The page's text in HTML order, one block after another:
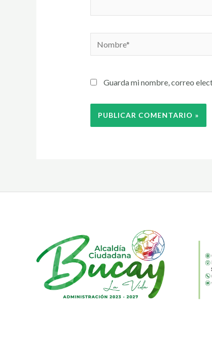
Guarda mi nombre, correo